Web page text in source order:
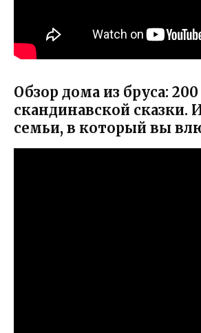
Обзор дома из бруса:
скандинавской сказки.
семьи, в который вы